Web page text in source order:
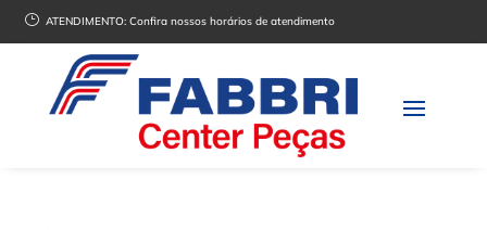
} ATENDIMENTO:Confira nossos horários de atendimento